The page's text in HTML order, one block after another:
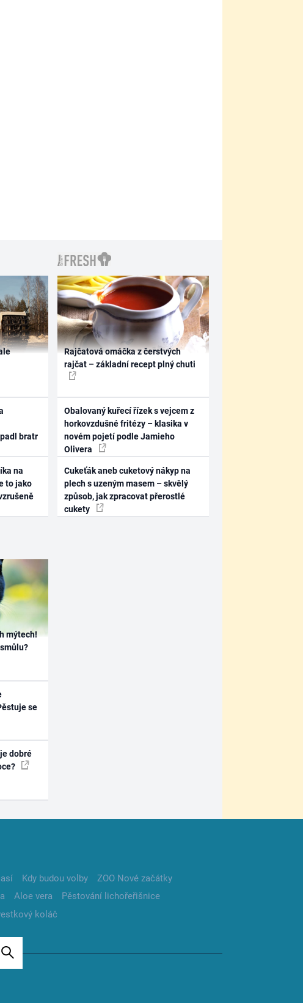
bratr
na
to jako
Rajčatová omáčka z čerstvých
rajčat – základní recept plný chuti
Obalovaný kuřecí řízek s vejcem z
horkovzdušné fritézy – klasika v
novém pojetí podle Jamieho
Olivera
Cukeťák aneb cuketový nákyp na
plech s uzeným masem – skvělý
způsob, jak zpracovat přerostlé
cukety
mýtech!
se
dobré
Kdy budou volby
ZOO Nové začátky
Aloe vera
Pěstování lichořeřišnice
koláč